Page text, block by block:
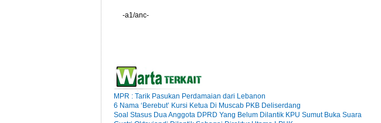
-a1/anc-
MPR : Tarik Pasukan Perdamaian dari Lebanon
6 Nama ‘Berebut’ Kursi Ketua Di Muscab PKB Deliserdang
Soal Stasus Dua Anggota DPRD Yang Belum Dilantik KPU Sumut Buka Suara